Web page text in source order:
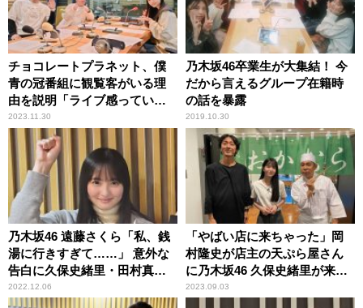
チョコレートプラネット、僕
青の冠番組に観覧客がいる理
由を説明「ライブ感っていう
かね……」
2023.11.30
乃木坂46卒業生が大集結！ 今
だから言えるグループ在籍時
の話を暴露
2019.10.30
乃木坂46 遠藤さくら「私、銭
湯に行きすぎて……」 意外な
告白に久保史緒里・田村真佑
もびっくり
2022.12.06
「やばい店に来ちゃった」岡
村隆史が店主の天ぷら屋さん
に乃木坂46 久保史緒里が来
店！？
2023.09.03